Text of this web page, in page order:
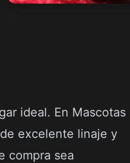
ideal. En Mascotas
excelente linaje y
compra sea